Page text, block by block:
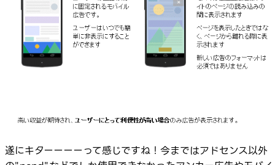
遂にキターーーーって感じですね！今まではアドセンス以外